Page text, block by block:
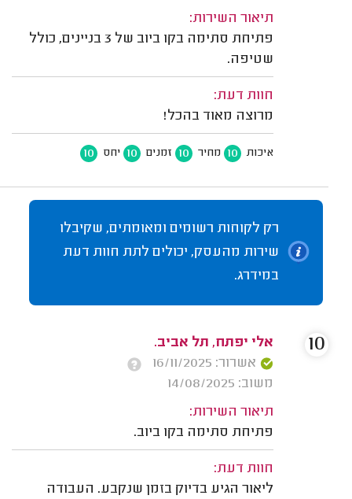
תיאור השירות:
פתיחת סתימה בקו ביוב של 3 בניינים, כולל
שטיפה.
חוות דעת:
מרוצה מאוד בהכל!
איכות 10 מחיר 10 זמנים 10 יחס 10
רק לקוחות רשומים ומאומתים, שקיבלו
שירות מהעסק, יכולים לתת חוות דעת
במידרג.
אלי יפתח, תל אביב.
אשרור: 16/11/2025
משוב: 14/08/2025
תיאור השירות:
פתיחת סתימה בקו ביוב.
חוות דעת:
ליאור הגיע בדיוק בזמן שנקבע. העבודה
10